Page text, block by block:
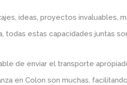
ideas, proyectos invaluables,
todas estas capacidades juntas
de enviar el transporte
en Colon son muchas,